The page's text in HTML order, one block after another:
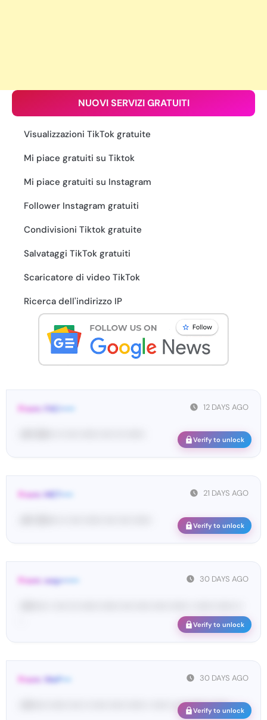
NUOVI SERVIZI GRATUITI
Visualizzazioni TikTok gratuite
Mi piace gratuiti su Tiktok
Mi piace gratuiti su Instagram
Follower Instagram gratuiti
Condivisioni Tiktok gratuite
Salvataggi TikTok gratuiti
Scaricatore di video TikTok
Ricerca dell'indirizzo IP
12 DAYS AGO
From: FAC•••••
Verify to unlock
21 DAYS AGO
From: MET••••
Verify to unlock
30 DAYS AGO
From: wep••••••
Verify to unlock
30 DAYS AGO
From: WeP•••
<W••••• •••••• •••• •• ••••• ••••• •••••• • ••••• •• ••• ••••• •• •••• ...
Verify to unlock